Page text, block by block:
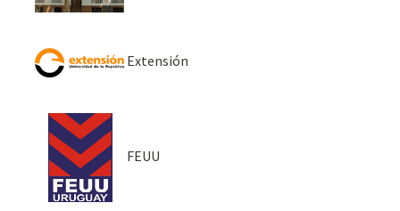
Extensión
FEUU